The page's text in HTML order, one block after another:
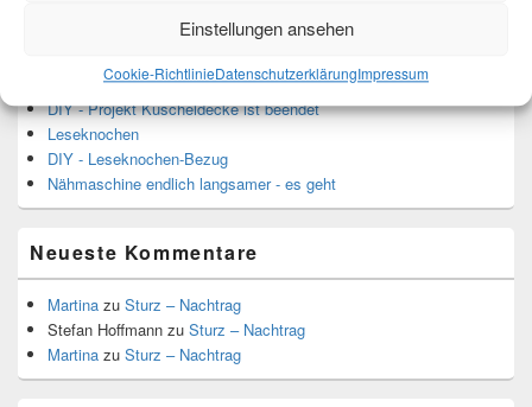
Einstellungen ansehen
Cookie-RichtlinieDatenschutzerklärungImpressum
Top-Beiträge und Top-Seiten
Leseknochen-Banderole 2023
DIY - Projekt Kuscheldecke ist beendet
Leseknochen
DIY - Leseknochen-Bezug
Nähmaschine endlich langsamer - es geht
Neueste Kommentare
Martina zu Sturz – Nachtrag
Stefan Hoffmann zu Sturz – Nachtrag
Martina zu Sturz – Nachtrag